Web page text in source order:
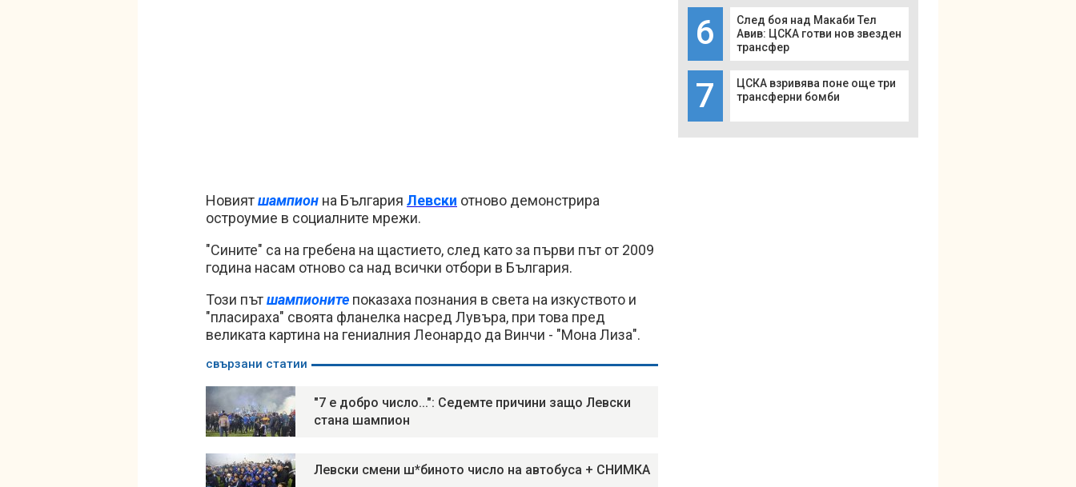
Новиятшампион на България Левски отново демонстрира
остроумие в социалните мрежи.
"Сините" са на гребена на щастието, след като за първи път от 2009
година насам отново са над всички отбори в България.
Този пътшампионите показаха познания в света на изкуството и
"пласираха" своята фланелка насред Лувъра, при това пред
великата картина на гениалния Леонардо да Винчи - "Мона Лиза".
свързани статии
"7 е добро число...": Седемте причини защо Левски
стана шампион
Левски смени ш*биното число на автобуса + СНИМКА
6
След боя над Макаби Тел
Авив: ЦСКА готви нов звезден
трансфер
7
ЦСКА взривява поне още три
трансферни бомби